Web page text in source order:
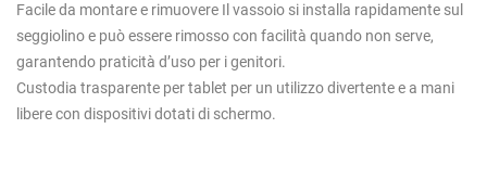
Facile da montare e rimuovere Il vassoio si installa rapidamente sul
seggiolino e può essere rimosso con facilità quando non serve,
garantendo praticità d’uso per i genitori.
Custodia trasparente per tablet per un utilizzo divertente e a mani
libere con dispositivi dotati di schermo.